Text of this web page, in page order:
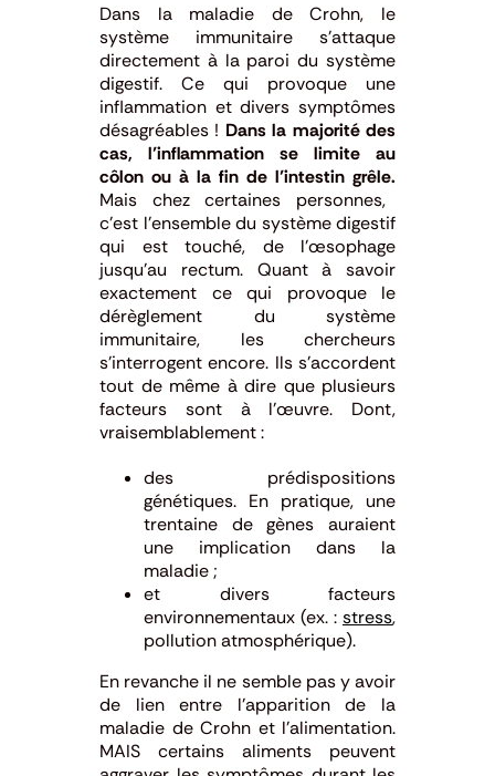
Dans la maladie de Crohn, le
système immunitaire s’attaque
directement à la paroi du système
digestif. Ce qui provoque une
inflammation et divers symptômes
désagréables ! Dans la majorité des
cas, l’inflammation se limite au
côlon ou à la fin de l’intestin grêle.
Mais chez certaines personnes,
c’est l’ensemble du système digestif
qui est touché, de l’œsophage
jusqu’au rectum. Quant à savoir
exactement ce qui provoque le
dérèglement du système
immunitaire, les chercheurs
s’interrogent encore. Ils s’accordent
tout de même à dire que plusieurs
facteurs sont à l’œuvre. Dont,
vraisemblablement :
des prédispositions
génétiques. En pratique, une
trentaine de gènes auraient
une implication dans la
maladie ;
et divers facteurs
environnementaux (ex. : stress,
pollution atmosphérique).
En revanche il ne semble pas y avoir
de lien entre l’apparition de la
maladie de Crohn et l’alimentation.
MAIS certains aliments peuvent